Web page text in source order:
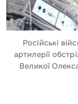
Російські
артилерії
Великої